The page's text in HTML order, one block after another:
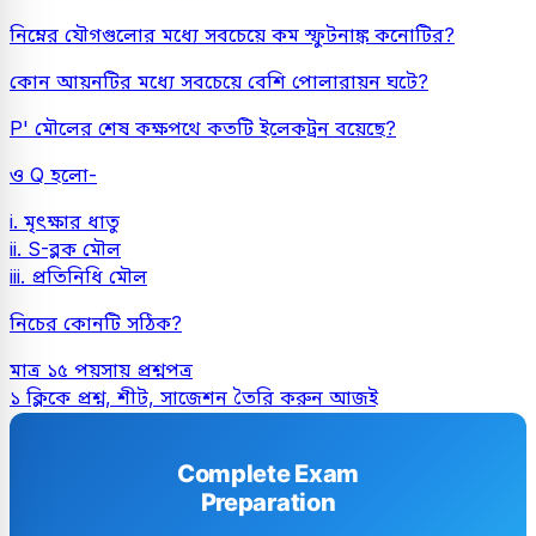
নিম্নের যৌগগুলোর মধ্যে সবচেয়ে কম স্ফুটনাঙ্ক কনোটির?
কোন আয়নটির মধ্যে সবচেয়ে বেশি পোলারায়ন ঘটে?
P' মৌলের শেষ কক্ষপথে কতটি ইলেকট্রন বয়েছে?
ও Q হলো-
i. মৃৎক্ষার ধাতু
ii. S-ব্লক মৌল
iii. প্রতিনিধি মৌল
নিচের কোনটি সঠিক?
মাত্র ১৫ পয়সায় প্রশ্নপত্র
১ ক্লিকে প্রশ্ন, শীট, সাজেশন তৈরি করুন আজই
Complete Exam
Preparation